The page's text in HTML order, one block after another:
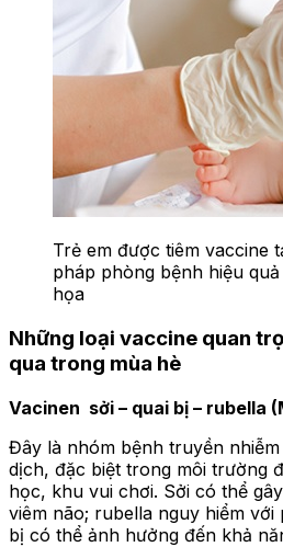
Trẻ em được tiêm vaccine
pháp phòng bệnh hiệu quả
họa
Những loại vaccine quan
qua trong mùa hè
Vacinen sởi – quai bị – rubella
Đây là nhóm bệnh truyền nhiễm
dịch, đặc biệt trong môi trường
học, khu vui chơi. Sởi có thể
viêm não; rubella nguy hiểm với
bị có thể ảnh hưởng đến khả